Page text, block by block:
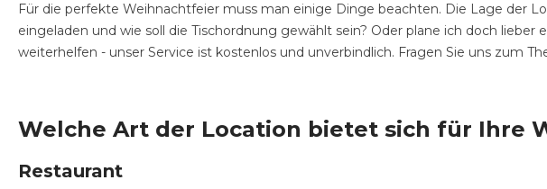
Für die perfekte Weihnachtfeier muss man einige Dinge beachten. Die Lage der
eingeladen und wie soll die Tischordnung gewählt sein? Oder plane ich doch
weiterhelfen - unser Service ist kostenlos und unverbindlich. Fragen Sie uns zum
Welche Art der Location bietet sich für Ihre
Restaurant